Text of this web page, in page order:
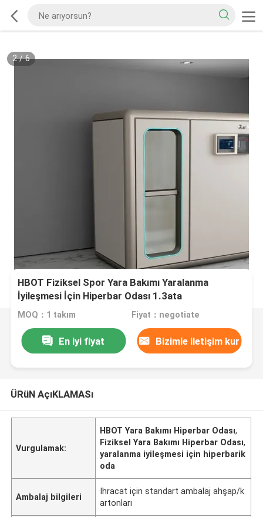
2/6
HBOT Fiziksel Spor Yara Bakımı Yaralanma
İyileşmesi İçin Hiperbar Odası 1.3ata
MOQ：1 takım Fiyat：negotiate
En iyi fiyat Bizimle iletişim kur
ÜRüN AçıKLAMASı
Vurgulamak:
HBOT Yara Bakımı Hiperbar Odası,
Fiziksel Yara Bakımı Hiperbar Odası,
yaralanma iyileşmesi için hiperbarik
oda
Ambalaj bilgileri
Ihracat için standart ambalaj ahşap/k
artonları